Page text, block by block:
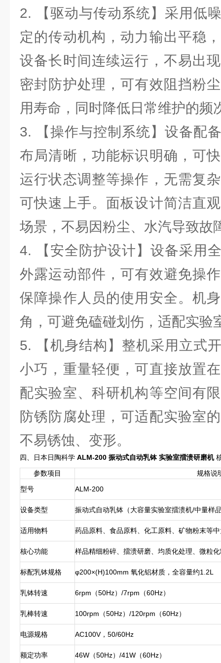
2. 【驱动与传动系统】采用低
定的传动机构，动力输出平稳
设备长时间连续运行，不易出
密封防护处理，可有效阻挡粉
用寿命，同时降低日常维护的频
3. 【操作与控制系统】设备配
布局清晰，功能标识明确，可
运行状态调整等操作，无需复
可快速上手。面板设计简洁直
场景，不易因粉尘、水汽导致故
4. 【安全防护设计】设备采用
外露运动部件，可有效避免操
保障操作人员的使用安全。机
角，可避免磕碰划伤，适配实验
5. 【机身结构】整机采用立式
小巧，重量轻便，可直接放置
配实验室、科研机构等空间有
防锈防腐处理，可适配实验室
不易锈蚀、变形。
四、日本日陶科学 ALM-200 振动式自动乳钵 实验室擂溃研磨机
参数项目
规格说
型号
ALM-200
设备类型 振动式自动乳钵（大容量实验室擂溃机/中量样
适用物料 药品原料、食品原料、化工原料、矿物粉末等
核心功能 样品精细粉碎、擂溃研磨、均质化处理、微粒
标配乳钵规格 φ200×(H)100mm 氧化铝材质，全容量约1.2L
乳钵转速 6rpm（50Hz）/7rpm（60Hz）
乳棒转速 100rpm（50Hz）/120rpm（60Hz）
电源规格 AC100V，50/60Hz
额定功率 46W（50Hz）/41W（60Hz）